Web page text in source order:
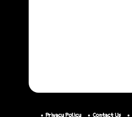
Contact Us
Privacy Policy